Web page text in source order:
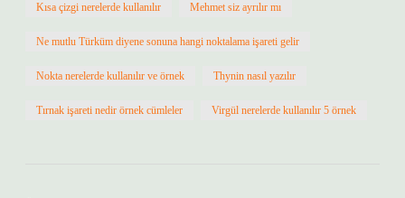
Kısa çizgi nerelerde kullanılır Mehmet siz ayrılır mı
Ne mutlu Türküm diyene sonuna hangi noktalama işareti gelir
Nokta nerelerde kullanılır ve örnek Thynin nasıl yazılır
Tırnak işareti nedir örnek cümleler Virgül nerelerde kullanılır 5 örnek